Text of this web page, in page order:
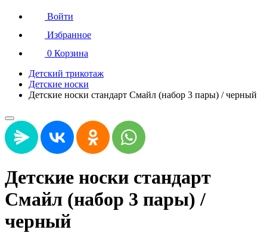
Войти
Избранное
0 Корзина
Детский трикотаж
Детские носки
Детские носки стандарт Смайл (набор 3 пары) / черный
Детские носки стандарт
Смайл (набор 3 пары) /
черный